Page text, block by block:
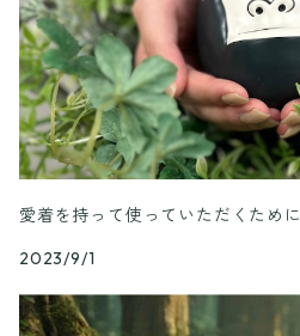
愛着を持って使っていただくために
2023/9/1